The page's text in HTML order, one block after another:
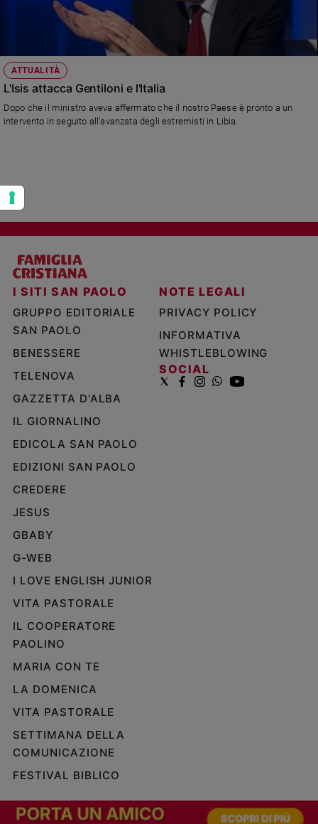
Pubblicità
Redazione
Social
ATTUALITÀ
L'Isis attacca Gentiloni e l'Italia
Dopo che il ministro aveva affermato che il nostro Paese è pronto a un
intervento in seguito all'avanzata degli estremisti in Libia.
I SITI SAN PAOLO
GRUPPO EDITORIALE
SAN PAOLO
BENESSERE
TELENOVA
GAZZETTA D'ALBA
IL GIORNALINO
EDICOLA SAN PAOLO
EDIZIONI SAN PAOLO
CREDERE
JESUS
GBABY
G-WEB
I LOVE ENGLISH JUNIOR
VITA PASTORALE
IL COOPERATORE
PAOLINO
MARIA CON TE
LA DOMENICA
VITA PASTORALE
SETTIMANA DELLA
COMUNICAZIONE
FESTIVAL BIBLICO
NOTE LEGALI
PRIVACY POLICY
INFORMATIVA
WHISTLEBLOWING
SOCIAL